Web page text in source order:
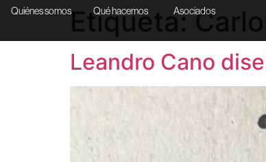
Quiénes somos Qué hacemos Asociados
Etiqueta:
Leandro Cano